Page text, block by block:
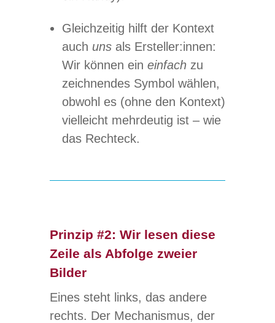
Gleich­zei­tig hilft der Kon­text
auch unsals Ersteller:innen:
Wir kön­nen ein ein­fach zu
zeich­nen­des Sym­bol wäh­len,
obwohl es (ohne den Kon­text)
viel­leicht mehr­deu­tig ist – wie
das Rechteck.
Prinzip #2: Wir lesen diese
Zeile als Abfolge zweier
Bilder
Eines steht links, das andere
rechts. Der Mecha­nis­mus, der